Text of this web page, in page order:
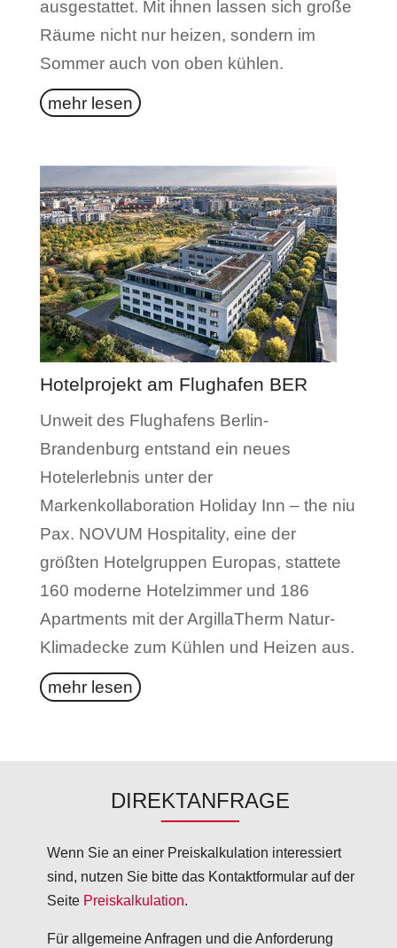
ausgestattet. Mit ihnen lassen sich große
Räume nicht nur heizen, sondern im
Sommer auch von oben kühlen.
mehr lesen
Hotelprojekt am Flughafen BER
Unweit des Flughafens Berlin-
Brandenburg entstand ein neues
Hotelerlebnis unter der
Markenkollaboration Holiday Inn – the niu
Pax. NOVUM Hospitality, eine der
größten Hotelgruppen Europas, stattete
160 moderne Hotelzimmer und 186
Apartments mit der ArgillaTherm Natur-
Klimadecke zum Kühlen und Heizen aus.
mehr lesen
DIREKTANFRAGE
Wenn Sie an einer Preiskalkulation interessiert
sind, nutzen Sie bitte das Kontaktformular auf der
Seite Preiskalkulation.
Für allgemeine Anfragen und die Anforderung